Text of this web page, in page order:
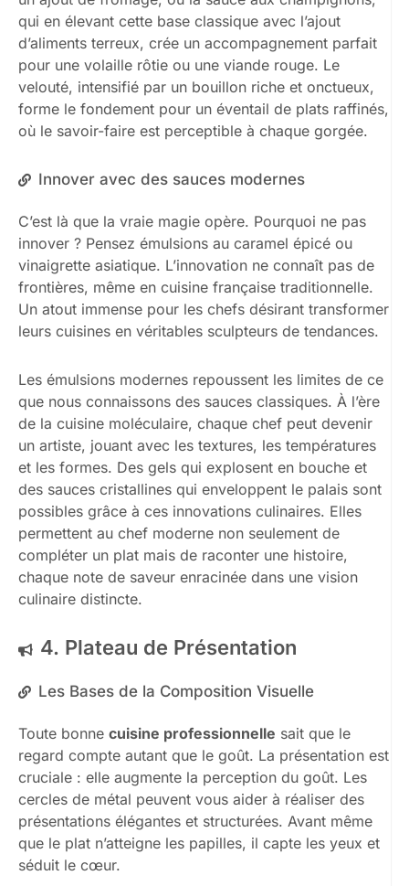
qui en élevant cette base classique avec l’ajout
d’aliments terreux, crée un accompagnement parfait
pour une volaille rôtie ou une viande rouge. Le
velouté, intensifié par un bouillon riche et onctueux,
forme le fondement pour un éventail de plats raffinés,
où le savoir-faire est perceptible à chaque gorgée.
Innover avec des sauces modernes
C’est là que la vraie magie opère. Pourquoi ne pas
innover ? Pensez émulsions au caramel épicé ou
vinaigrette asiatique. L’innovation ne connaît pas de
frontières, même en cuisine française traditionnelle.
Un atout immense pour les chefs désirant transformer
leurs cuisines en véritables sculpteurs de tendances.
Les émulsions modernes repoussent les limites de ce
que nous connaissons des sauces classiques. À l’ère
de la cuisine moléculaire, chaque chef peut devenir
un artiste, jouant avec les textures, les températures
et les formes. Des gels qui explosent en bouche et
des sauces cristallines qui enveloppent le palais sont
possibles grâce à ces innovations culinaires. Elles
permettent au chef moderne non seulement de
compléter un plat mais de raconter une histoire,
chaque note de saveur enracinée dans une vision
culinaire distincte.
4. Plateau de Présentation
Les Bases de la Composition Visuelle
Toute bonne cuisine professionnelle sait que le
regard compte autant que le goût. La présentation est
cruciale : elle augmente la perception du goût. Les
cercles de métal peuvent vous aider à réaliser des
présentations élégantes et structurées. Avant même
que le plat n’atteigne les papilles, il capte les yeux et
séduit le cœur.